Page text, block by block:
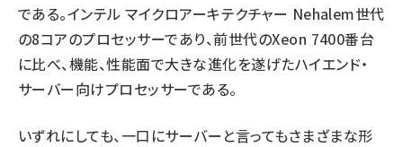
である。インテル マイクロアーキテクチャー Nehalem世代
の8コアのプロセッサーであり、前世代のXeon 7400番台
に比べ、機能、性能面で大きな進化を遂げたハイエンド・
サーバー向けプロセッサーである。
いずれにしても、一口にサーバーと言ってもさまざまな形